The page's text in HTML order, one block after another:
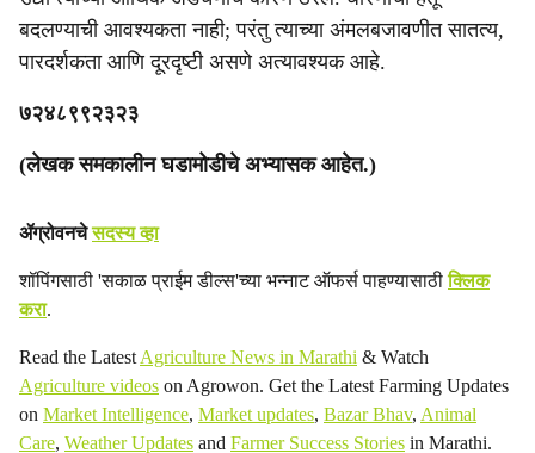
बदलण्याची आवश्यकता नाही; परंतु त्याच्या अंमलबजावणीत सातत्य,
पारदर्शकता आणि दूरदृष्टी असणे अत्यावश्यक आहे.
७२४८९९२३२३
(लेखक समकालीन घडामोडीचे अभ्यासक आहेत.)
ॲग्रोवनचेसदस्य व्हा
शॉपिंगसाठी 'सकाळ प्राईम डील्स'च्या भन्नाट ऑफर्स पाहण्यासाठीक्लिक
करा.
Read the Latest Agriculture News in Marathi & Watch
Agriculture videos on Agrowon. Get the Latest Farming Updates
on Market Intelligence, Market updates, Bazar Bhav, Animal
Care, Weather Updates and Farmer Success Stories in Marathi.